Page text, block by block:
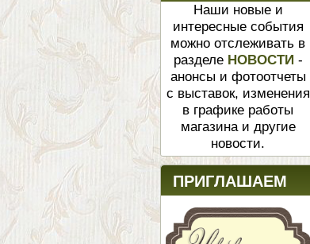
Наши новые и
интересные события
можно отслеживать в
разделе НОВОСТИ -
анонсы и фотоотчеты
с выставок, изменения
в графике работы
магазина и другие
новости.
ПРИГЛАШАЕМ